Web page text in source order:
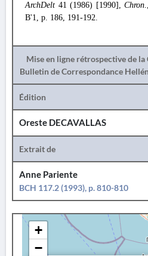
ArchDelt 41 (1986) [1990], Chron
B'1, p. 186, 191-192.
Mise en ligne rétrospective de
Bulletin de Correspondance
Édition
Oreste DECAVALLAS
Extrait de
Anne Pariente
BCH 117.2 (1993), p. 810-810
+
−